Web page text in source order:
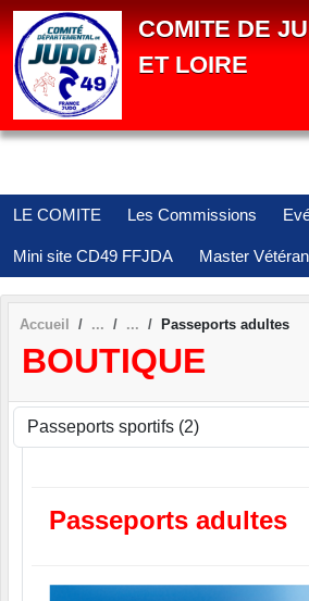
COMITE DE
ET LOIRE
LE COMITE Les Commissions
Mini site CD49 FFJDA Master
Accueil Passeports adultes
BOUTIQUE
Passeports adultes
Panneau de gestion des cookies